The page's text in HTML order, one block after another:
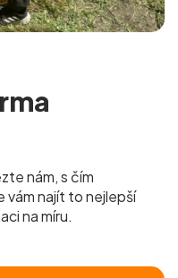
nám, s čím
najít to nejlepší
na míru.